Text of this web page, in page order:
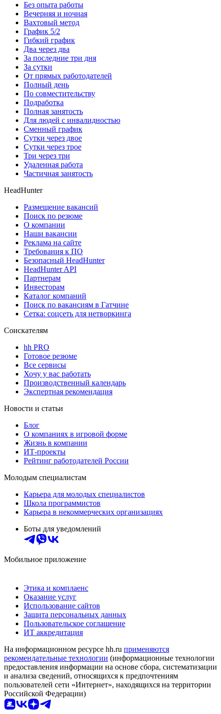
Без опыта работы
Вечерняя и ночная
Вахтовый метод
График 5/2
Гибкий график
Два через два
За последние три дня
За сутки
От прямых работодателей
Полный день
По совместительству
Подработка
Полная занятость
Для людей с инвалидностью
Сменный график
Сутки через двое
Сутки через трое
Три через три
Удаленная работа
Частичная занятость
HeadHunter
Размещение вакансий
Поиск по резюме
О компании
Наши вакансии
Реклама на сайте
Требования к ПО
Безопасный HeadHunter
HeadHunter API
Партнерам
Инвесторам
Каталог компаний
Поиск по вакансиям в Гатчине
Сетка: соцсеть для нетворкинга
Соискателям
hh PRO
Готовое резюме
Все сервисы
Хочу у вас работать
Производственный календарь
Экспертная рекомендация
Новости и статьи
Блог
О компаниях в игровой форме
Жизнь в компании
ИТ-проекты
Рейтинг работодателей России
Молодым специалистам
Карьера для молодых специалистов
Школа программистов
Карьера в некоммерческих организациях
Боты для уведомлений
Мобильное приложение
Этика и комплаенс
Оказание услуг
Использование сайтов
Защита персональных данных
Пользовательское соглашение
ИТ аккредитация
На информационном ресурсе hh.ru применяются
рекомендательные технологии (информационные технологии
предоставления информации на основе сбора, систематизации
и анализа сведений, относящихся к предпочтениям
пользователей сети «Интернет», находящихся на территории
Российской Федерации)